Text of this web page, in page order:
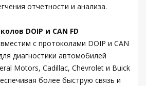
отчетности и анализа.
DOIP и CAN FD
с протоколами DOIP и CAN
диагностики автомобилей
Motors, Cadillac, Chevrolet и Buick
более быструю связь и